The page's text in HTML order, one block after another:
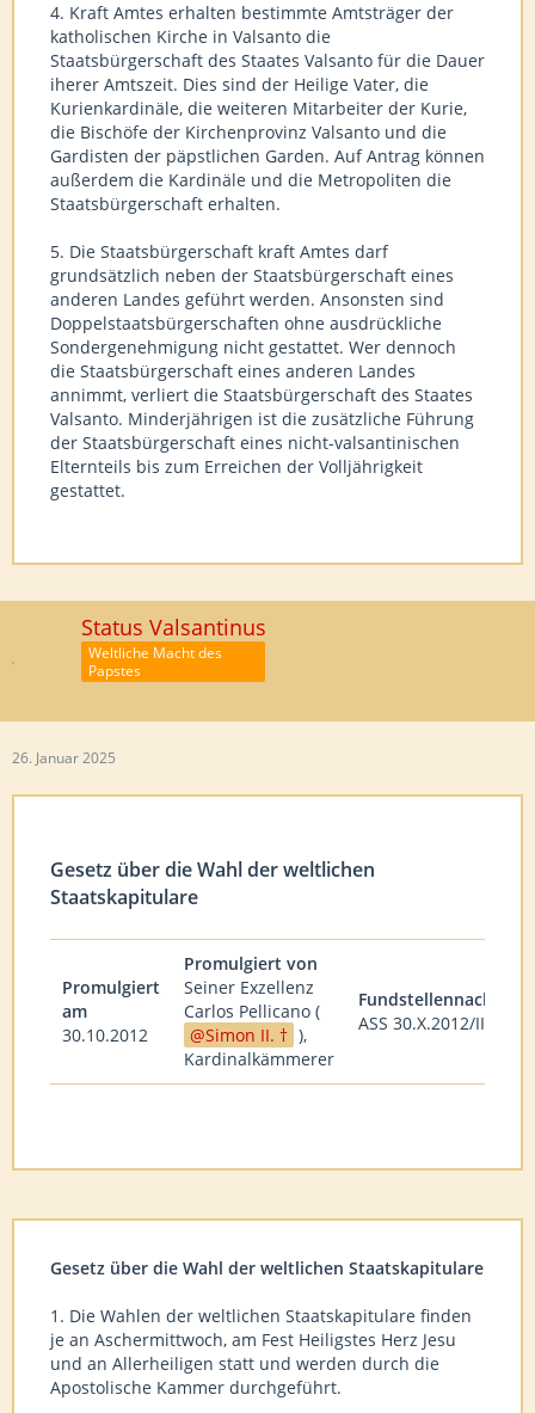
4. Kraft Amtes erhalten bestimmte Amtsträger der
katholischen Kirche in Valsanto die
Staatsbürgerschaft des Staates Valsanto für die Dauer
iherer Amtszeit. Dies sind der Heilige Vater, die
Kurienkardinäle, die weiteren Mitarbeiter der Kurie,
die Bischöfe der Kirchenprovinz Valsanto und die
Gardisten der päpstlichen Garden. Auf Antrag können
außerdem die Kardinäle und die Metropoliten die
Staatsbürgerschaft erhalten.
5. Die Staatsbürgerschaft kraft Amtes darf
grundsätzlich neben der Staatsbürgerschaft eines
anderen Landes geführt werden. Ansonsten sind
Doppelstaatsbürgerschaften ohne ausdrückliche
Sondergenehmigung nicht gestattet. Wer dennoch
die Staatsbürgerschaft eines anderen Landes
annimmt, verliert die Staatsbürgerschaft des Staates
Valsanto. Minderjährigen ist die zusätzliche Führung
der Staatsbürgerschaft eines nicht-valsantinischen
Elternteils bis zum Erreichen der Volljährigkeit
gestattet.
Status Valsantinus
Weltliche Macht des
Papstes
26. Januar 2025
Gesetz über die Wahl der weltlichen
Staatskapitulare
Promulgiert
am
30.10.2012
Promulgiert von
Seiner Exzellenz
Carlos Pellicano (
Simon II. † ),
Kardinalkämmerer
Fundstellennachweis
ASS 30.X.2012/II
Gesetz über die Wahl der weltlichen Staatskapitulare
1. Die Wahlen der weltlichen Staatskapitulare finden
je an Aschermittwoch, am Fest Heiligstes Herz Jesu
und an Allerheiligen statt und werden durch die
Apostolische Kammer durchgeführt.